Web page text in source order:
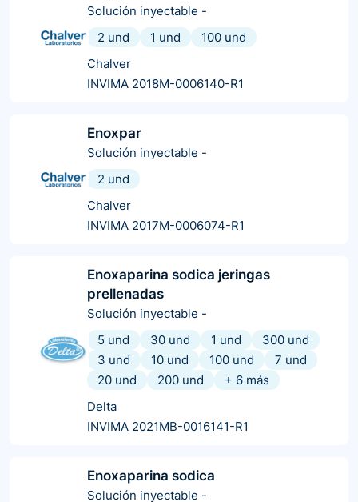
Solución inyectable -
2 und
1 und
100 und
Chalver
INVIMA 2018M-0006140-R1
Enoxpar
Solución inyectable -
2 und
Chalver
INVIMA 2017M-0006074-R1
Enoxaparina sodica jeringas
prellenadas
Solución inyectable -
5 und
30 und 1 und
300 und
3 und
10 und 100 und
7 und
20 und
200 und + 6 más
Delta
INVIMA 2021MB-0016141-R1
Enoxaparina sodica
Solución inyectable -